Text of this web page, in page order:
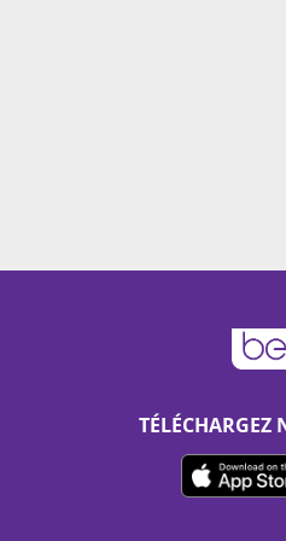
TÉLÉCHARGEZ